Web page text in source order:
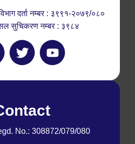
दर्ता नम्बर : ३९९१-२०७९/०८०
सुचिकरण नम्बर : ३९८४
No.: 308872/079/080